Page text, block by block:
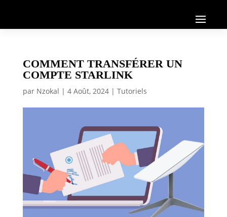
COMMENT TRANSFÉRER UN
COMPTE STARLINK
par Nzokal | 4 Août, 2024| Tutoriels